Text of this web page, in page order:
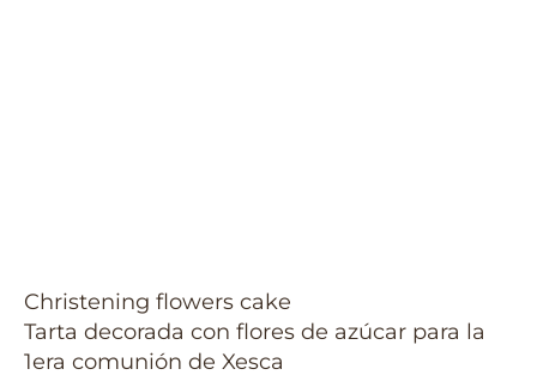
Christening flowers cake
Tarta decorada con flores de azúcar para la
1era comunión de Xesca